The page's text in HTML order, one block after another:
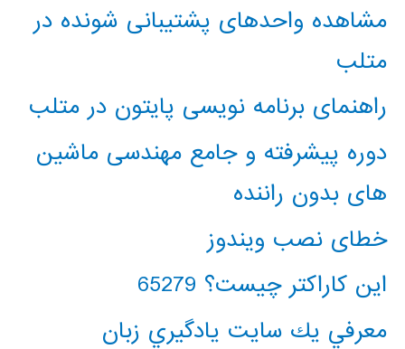
مشاهده واحدهای پشتیبانی شونده در
متلب
راهنمای برنامه نویسی پایتون در متلب
دوره پیشرفته و جامع مهندسی ماشین
های بدون راننده
خطای نصب ویندوز
این کاراکتر چیست؟ 65279
معرفي يك سايت يادگيري زبان